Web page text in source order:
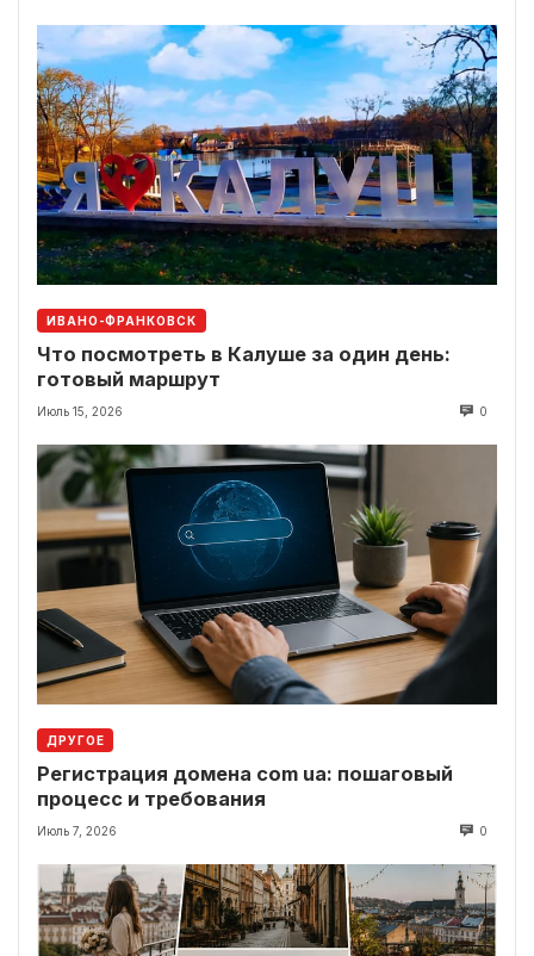
ИВАНО-ФРАНКОВСК
Что посмотреть в Калуше за один день:
готовый маршрут
Июль 15, 2026 0
ДРУГОЕ
Регистрация домена com ua: пошаговый
процесс и требования
Июль 7, 2026 0